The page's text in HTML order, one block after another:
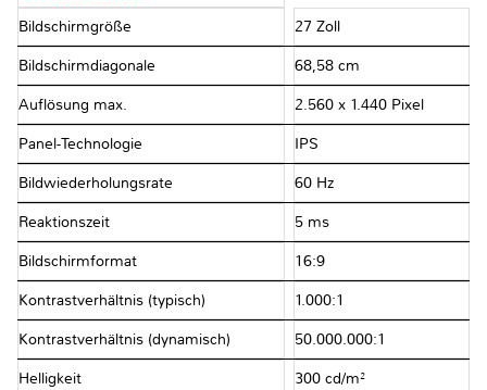
Bildschirmgröße 27 Zoll
Bildschirmdiagonale 68,58 cm
Auflösung max. 2.560 x 1.440 Pixel
Panel-Technologie IPS
Bildwiederholungsrate 60 Hz
Reaktionszeit 5 ms
Bildschirmformat 16:9
Kontrastverhältnis (typisch) 1.000:1
Kontrastverhältnis (dynamisch) 50.000.000:1
Helligkeit 300 cd/m²